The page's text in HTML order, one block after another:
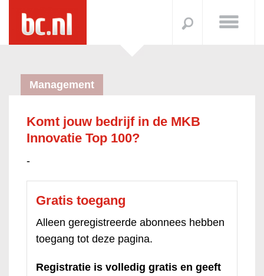
Management
Komt jouw bedrijf in de MKB
Innovatie Top 100?
-
Gratis toegang
Alleen geregistreerde abonnees hebben
toegang tot deze pagina.
Registratie is volledig gratis en geeft